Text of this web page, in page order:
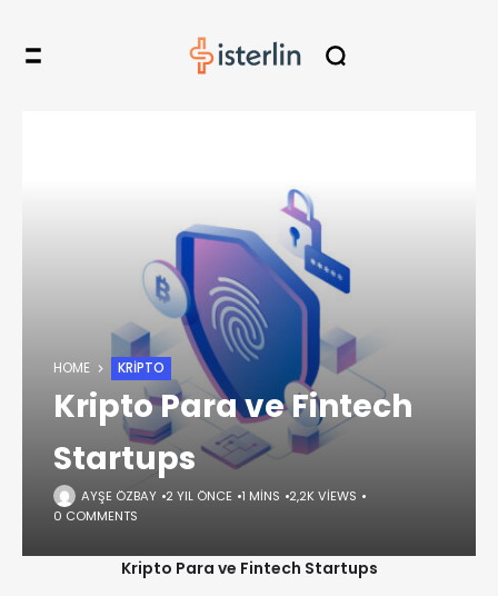
HOME KRIPTO
Kripto Para ve Fintech
Startups
AYŞE ÖZBAY 2 YIL ÖNCE 1 MINS
2,2K VIEWS
0 COMMENTS
Kripto Para ve Fintech Startups